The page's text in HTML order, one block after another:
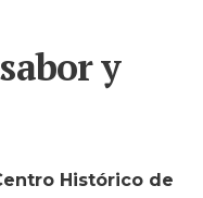
y
Histórico de